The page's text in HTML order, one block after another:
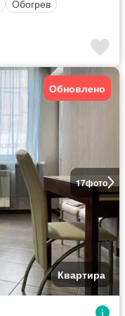
Обогрев
17фото
Обновлено
Квартира